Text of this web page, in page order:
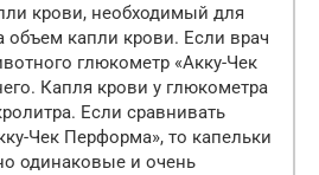
крови, необходимый для
объем капли крови. Если врач
глюкометр «Акку-Чек
Капля крови у глюкометра
Если сравнивать
Чек Перформа», то капельки
одинаковые и очень